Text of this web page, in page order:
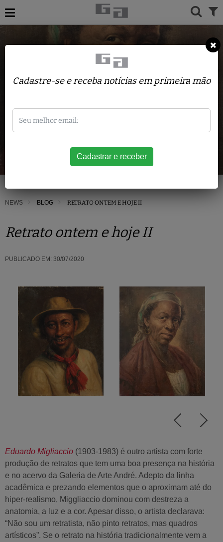
NEWS BLOG RETRATO ONTEM E HOJE II
Retrato ontem e hoje II
PUBLICADO EM: 30/07/2020
Eduardo Migliaccio (1903-1983) é outro artista com forte
produção de retratos que tem uma boa presença na história
e no acervo da Galeria de Arte André. Adepto da linha
acadêmica e prezando elementos que o aproximam até do
hiper-realismo, Miggliaccio dominou com destreza a
anatomia, a luz e a cor. Apesar disso, o artista declarava:
“Não sou um retratista, não pinto retratos, mas quadros
artísticos”. Se o retrato na história tradicionalmente vem a
Cadastre-se e receba notícias em primeira mão